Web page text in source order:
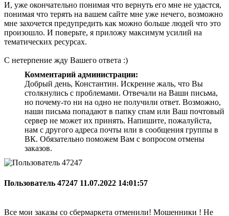
И, уже окончательно понимая что вернуть его мне не удастся,
понимая что терять на вашем сайте мне уже нечего, возможно
мне захочется предупредить как можно больше людей что это
произошло. И поверьте, я приложу максимум усилий на
тематических ресурсах.
С нетерпение жду Вашего ответа :)
Комментарий администрации:
Добрый день, Константин. Искренне жаль, что Вы
столкнулись с проблемами. Отвечали на Ваши письма,
но почему-то ни на одно не получили ответ. Возможно,
наши письма попадают в папку спам или Ваш почтовый
сервер не может их принять. Напишите, пожалуйста,
нам с другого адреса почты или в сообщения группы в
ВК. Обязательно поможем Вам с вопросом отмены
заказов.
Пользователь 47247 11.07.2022 14:01:57
Все мои заказы со сбермаркета отменили! Мошенники ! Не